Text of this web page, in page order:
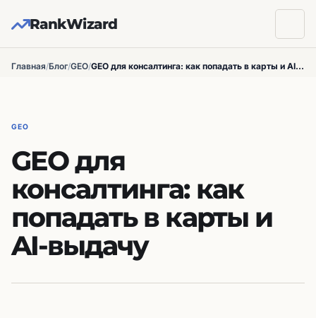
RankWizard
Главная/Блог/GEO/ GEO для консалтинга: как попадать в карты и AI-выдачу
GEO
GEO для
консалтинга: как
попадать в карты и
AI-выдачу